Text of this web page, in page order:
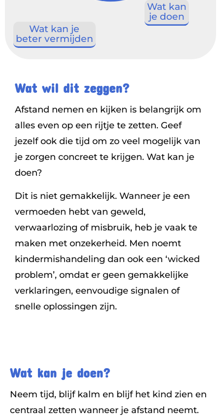
Wat kan
je doen
Wat kan je
beter vermijden
Wat wil dit zeggen?
Afstand nemen en kijken is belangrijk om
alles even op een rijtje te zetten. Geef
jezelf ook die tijd om zo veel mogelijk van
je zorgen concreet te krijgen. Wat kan je
doen?
Dit is niet gemakkelijk. Wanneer je een
vermoeden hebt van geweld,
verwaarlozing of misbruik, heb je vaak te
maken met onzekerheid. Men noemt
kindermishandeling dan ook een ‘wicked
problem’, omdat er geen gemakkelijke
verklaringen, eenvoudige signalen of
snelle oplossingen zijn.
Wat kan je doen?
Neem tijd, blijf kalm en blijf het kind zien en
centraal zetten wanneer je afstand neemt.